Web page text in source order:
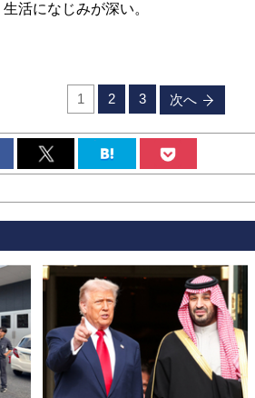
生活になじみが深い。
1 2 3 次へ